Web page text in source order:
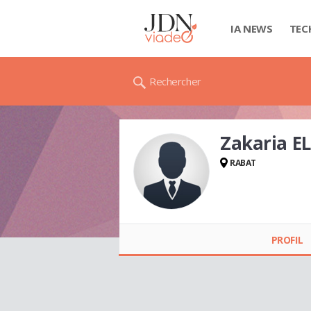
IA NEWS
Rechercher
Zakaria
RABAT
PROFIL